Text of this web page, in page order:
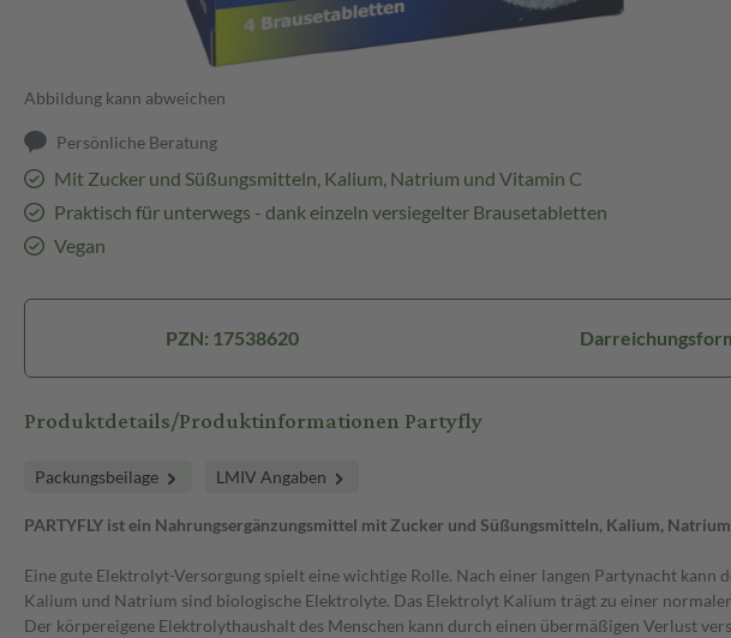
Abbildung kann abweichen
Persönliche Beratung
Mit Zucker und Süßungsmitteln, Kalium, Natrium und Vitamin C
Praktisch für unterwegs - dank einzeln versiegelter Brausetabletten
Vegan
PZN: 17538620
Produktdetails/Produktinformationen Partyfly
Packungsbeilage LMIV Angaben
PARTYFLY ist ein Nahrungsergänzungsmittel mit Zucker und Süßungsmitteln, Kalium,
Eine gute Elektrolyt-Versorgung spielt eine wichtige Rolle. Nach einer langen Partynacht
Kalium und Natrium sind biologische Elektrolyte. Das Elektrolyt Kalium trägt zu einer
Der körpereigene Elektrolythaushalt des Menschen kann durch einen übermäßigen Verlust